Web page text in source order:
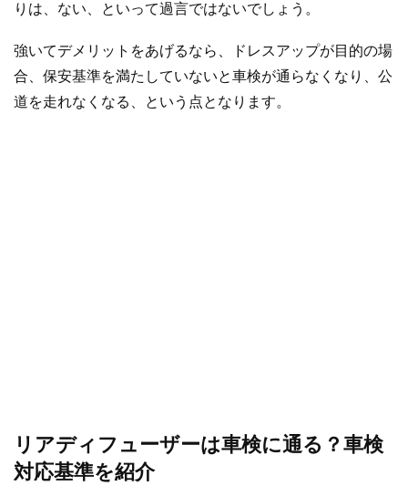
りは、ない、といって過言ではないでしょう。
強いてデメリットをあげるなら、ドレスアップが目的の場
合、保安基準を満たしていないと車検が通らなくなり、公
道を走れなくなる、という点となります。
リアディフューザーは車検に通る？車検
対応基準を紹介